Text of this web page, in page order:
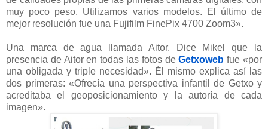
muy poco peso. Utilizamos varios modelos. El último de
mejor resolución fue una Fujifilm FinePix 4700 Zoom3».
Una marca de agua llamada Aitor. Dice Mikel que la
presencia de Aitor en todas las fotos deGetxoweb fue «por
una obligada y triple necesidad». Él mismo explica así las
dos primeras: «Ofrecía una perspectiva infantil de Getxo y
acreditaba el geoposicionamiento y la autoría de cada
imagen».